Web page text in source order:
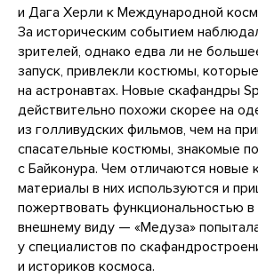
и Дага Херли к Международной
За историческим событием
зрителей, однако едва ли не
запуск, привлекли костюмы,
на астронавтах. Новые скафандры
действительно похожи скорее на
из голливудских фильмов, чем на
спасательные костюмы, знакомые
с Байконура. Чем отличаются новые
материалы в них используются и
пожертвовать функциональностью
внешнему виду — «Медуза»
у специалистов по
и историков космоса.